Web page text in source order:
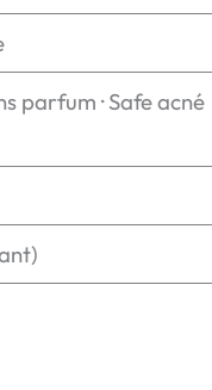
parfum · Safe acné